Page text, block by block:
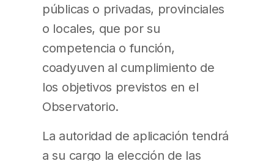
públicas o privadas, provinciales
o locales, que por su
competencia o función,
coadyuven al cumplimiento de
los objetivos previstos en el
Observatorio.
La autoridad de aplicación tendrá
a su cargo la elección de las